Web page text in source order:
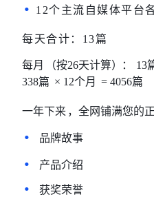
• 12个主流自媒体平台
每天合计： 13篇
每月 （按26天计算）： 13
338篇 × 12个月 = 4056篇
一年下来 ，全网铺满您的
• 品牌故事
• 产品介绍
• 获奖荣誉